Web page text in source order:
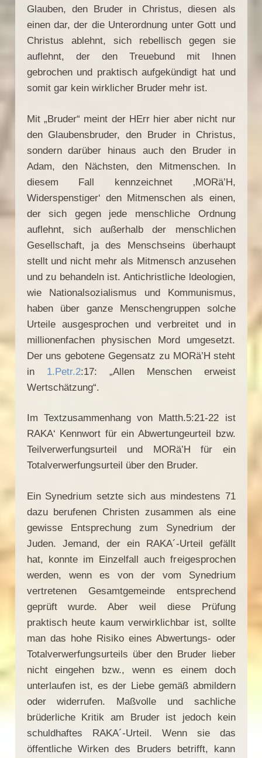
Glauben, den Bruder in Christus, diesen als
einen dar, der die Unterordnung unter Gott und
Christus ablehnt, sich rebellisch gegen sie
auflehnt, der den Treuebund mit Ihnen
gebrochen und praktisch aufgekündigt hat und
somit gar kein wirklicher Bruder mehr ist.
Mit „Bruder“ meint der HErr hier aber nicht nur
den Glaubensbruder, den Bruder in Christus,
sondern darüber hinaus auch den Bruder in
Adam, den Nächsten, den Mitmenschen. In
diesem Fall kennzeichnet ‚MORä’H,
Widerspenstiger‘ den Mitmenschen als einen,
der sich gegen jede menschliche Ordnung
auflehnt, sich außerhalb der menschlichen
Gesellschaft, ja des Menschseins überhaupt
stellt und nicht mehr als Mitmensch anzusehen
und zu behandeln ist. Antichristliche ldeologien,
wie Nationalsozialismus und Kommunismus,
haben über ganze Menschengruppen solche
Urteile ausgesprochen und verbreitet und in
millionenfachen physischen Mord umgesetzt.
Der uns gebotene Gegensatz zu MORä’H steht
in 1.Petr.2:17: „Allen Menschen erweist
Wertschätzung“.
Im Textzusammenhang von Matth.5:21-22 ist
RAKA‘ Kennwort für ein Abwertungeurteil bzw.
Teilverwerfungsurteil und MORä’H für ein
Totalverwerfungsurteil über den Bruder.
Ein Synedrium setzte sich aus mindestens 71
dazu berufenen Christen zusammen als eine
gewisse Entsprechung zum Synedrium der
Juden. Jemand, der ein RAKA´-Urteil gefällt
hat, konnte im Einzelfall auch freigesprochen
werden, wenn es von der vom Synedrium
vertretenen Gesamtgemeinde entsprechend
geprüft wurde. Aber weil diese Prüfung
praktisch heute kaum verwirklichbar ist, sollte
man das hohe Risiko eines Abwertungs- oder
Totalverwerfungsurteils über den Bruder lieber
nicht eingehen bzw., wenn es einem doch
unterlaufen ist, es der Liebe gemäß abmildern
oder widerrufen. Maßvolle und sachliche
brüderliche Kritik am Bruder ist jedoch kein
schuldhaftes RAKA´-Urteil. Wenn sie das
öffentliche Wirken des Bruders betrifft, kann